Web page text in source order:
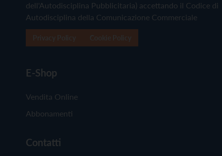
dell'Autodisciplina Pubblicitaria) accettando il Codice di
Autodisciplina della Comunicazione Commerciale
E-Shop
Vendita Online
Abbonamenti
Contatti